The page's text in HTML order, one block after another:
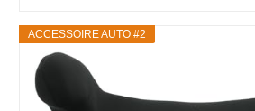
ACCESSOIRE AUTO #2